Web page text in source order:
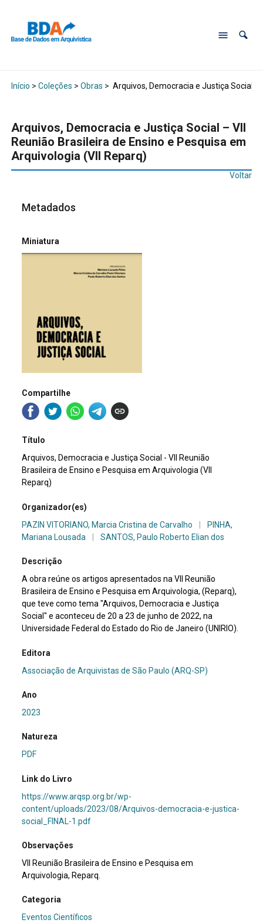
Início > Coleções > Obras > Arquivos, Democracia e Justiça Social –
Arquivos, Democracia e Justiça Social – VII
Reunião Brasileira de Ensino e Pesquisa em
Arquivologia (VII Reparq)
Voltar
Metadados
Miniatura
Compartilhe
Título
Arquivos, Democracia e Justiça Social - VII Reunião
Brasileira de Ensino e Pesquisa em Arquivologia (VII
Reparq)
Organizador(es)
PAZIN VITORIANO, Marcia Cristina de Carvalho
PINHA,
Mariana Lousada
SANTOS, Paulo Roberto Elian dos
Descrição
A obra reúne os artigos apresentados na VII Reunião
Brasileira de Ensino e Pesquisa em Arquivologia, (Reparq),
que teve como tema "Arquivos, Democracia e Justiça
Social" e aconteceu de 20 a 23 de junho de 2022, na
Universidade Federal do Estado do Rio de Janeiro (UNIRIO).
Editora
Associação de Arquivistas de São Paulo (ARQ-SP)
Ano
2023
Natureza
PDF
Link do Livro
https://www.arqsp.org.br/wp-
content/uploads/2023/08/Arquivos-democracia-e-justica-
social_FINAL-1.pdf
Observações
VII Reunião Brasileira de Ensino e Pesquisa em
Arquivologia, Reparq.
Categoria
Eventos Científicos